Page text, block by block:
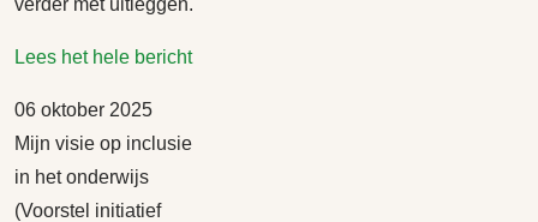
verder met uitleggen.
Lees het hele bericht
06 oktober 2025
Mijn visie op inclusie
in het onderwijs
(Voorstel initiatief